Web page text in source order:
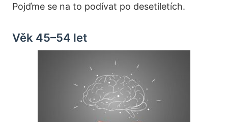
Pojďme se na to podívat po desetiletích.
Věk 45–54 let